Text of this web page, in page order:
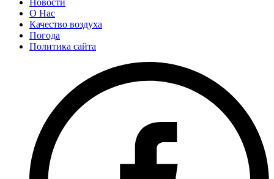
Новости
О Нас
Качество воздуха
Погода
Политика сайта